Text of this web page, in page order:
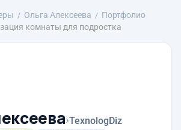
Ольга Алексеева
Портфолио
комнаты для подростка
›TexnologDiz